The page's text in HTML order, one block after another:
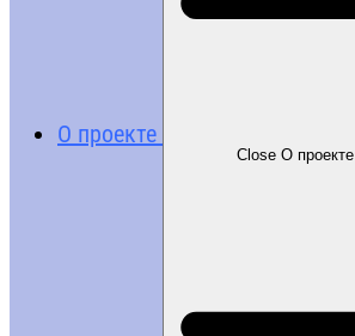
О проекте
Close О проекте